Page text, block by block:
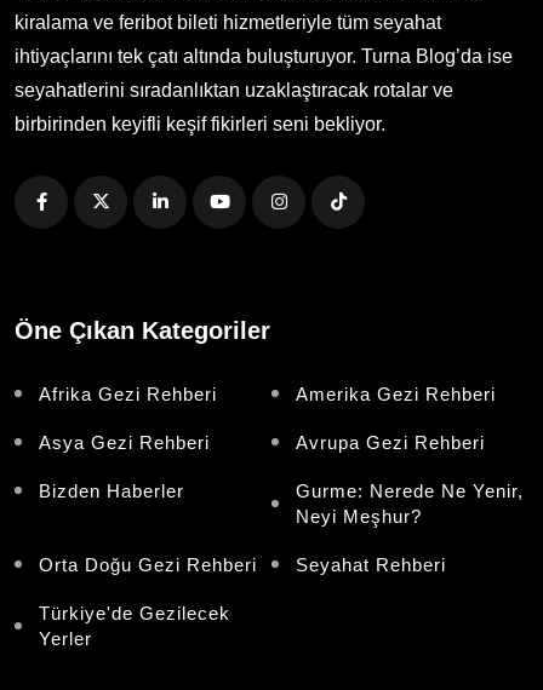
kiralama ve feribot bileti hizmetleriyle tüm seyahat
ihtiyaçlarını tek çatı altında buluşturuyor. Turna Blog’da ise
seyahatlerini sıradanlıktan uzaklaştıracak rotalar ve
birbirinden keyifli keşif fikirleri seni bekliyor.
Öne Çıkan Kategoriler
Afrika Gezi Rehberi Amerika Gezi Rehberi
Asya Gezi Rehberi Avrupa Gezi Rehberi
Bizden Haberler
Gurme: Nerede Ne Yenir,
Neyi Meşhur?
Orta Doğu Gezi Rehberi Seyahat Rehberi
Türkiye'de Gezilecek
Yerler